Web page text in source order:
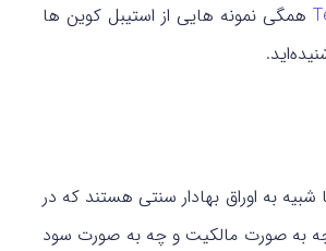
(USDT) همگی نمونه هایی از استیبل کوین ها
به اوراق بهادار سنتی هستند که در
چه به صورت مالکیت و چه به صورت سود